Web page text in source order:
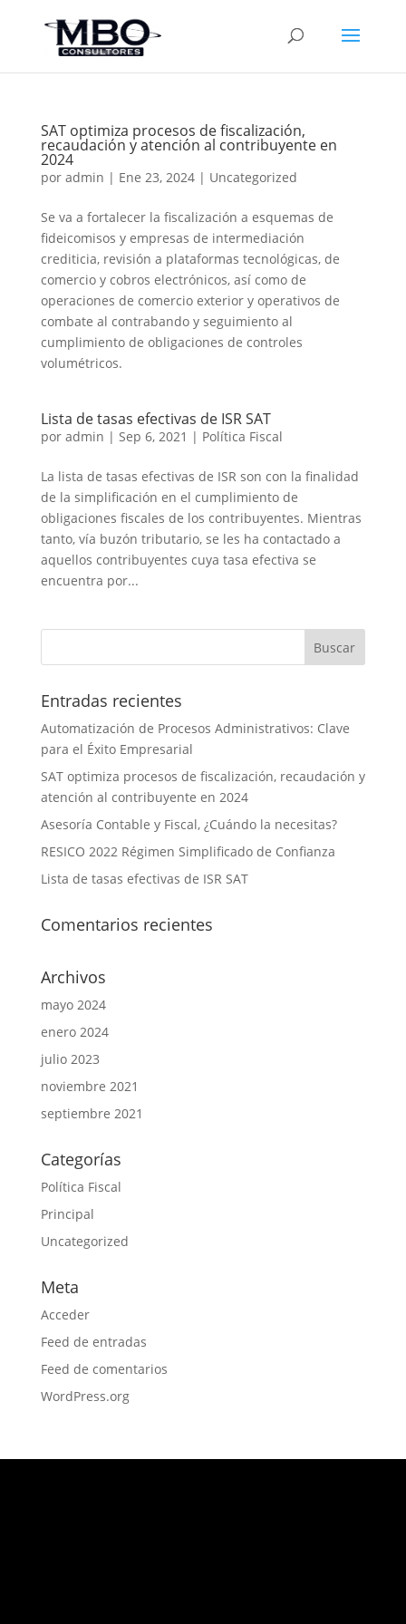
SAT optimiza procesos de fiscalización,
recaudación y atención al contribuyente en
2024
por admin | Ene 23, 2024| Uncategorized
Se va a fortalecer la fiscalización a esquemas de
fideicomisos y empresas de intermediación
crediticia, revisión a plataformas tecnológicas, de
comercio y cobros electrónicos, así como de
operaciones de comercio exterior y operativos de
combate al contrabando y seguimiento al
cumplimiento de obligaciones de controles
volumétricos.
Lista de tasas efectivas de ISR SAT
por admin | Sep 6, 2021 | Política Fiscal
La lista de tasas efectivas de ISR son con la finalidad
de la simplificación en el cumplimiento de
obligaciones fiscales de los contribuyentes. Mientras
tanto, vía buzón tributario, se les ha contactado a
aquellos contribuyentes cuya tasa efectiva se
encuentra por...
Entradas recientes
Automatización de Procesos Administrativos: Clave
para el Éxito Empresarial
SAT optimiza procesos de fiscalización, recaudación y
atención al contribuyente en 2024
Asesoría Contable y Fiscal, ¿Cuándo la necesitas?
RESICO 2022 Régimen Simplificado de Confianza
Lista de tasas efectivas de ISR SAT
Comentarios recientes
Archivos
mayo 2024
enero 2024
julio 2023
noviembre 2021
septiembre 2021
Categorías
Política Fiscal
Principal
Uncategorized
Meta
Acceder
Feed de entradas
Feed de comentarios
WordPress.org